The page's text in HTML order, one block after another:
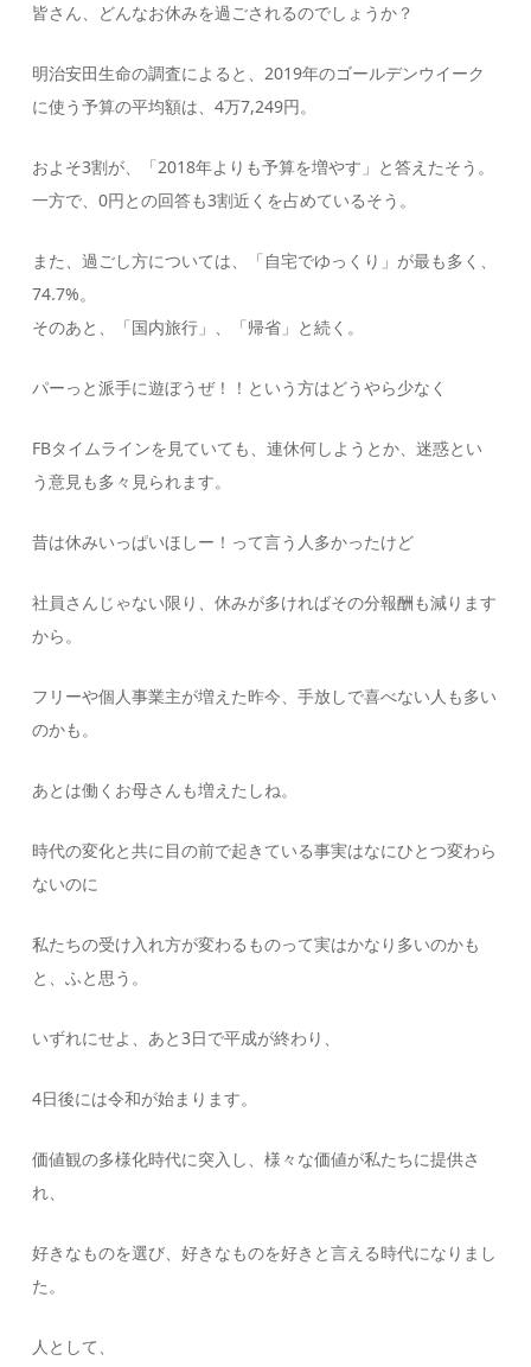
皆さん、どんなお休みを過ごされるのでしょうか？
明治安田生命の調査によると、2019年のゴールデンウイーク
に使う予算の平均額は、4万7,249円。
およそ3割が、「2018年よりも予算を増やす」と答えたそう。
一方で、0円との回答も3割近くを占めているそう。
また、過ごし方については、「自宅でゆっくり」が最も多く、
74.7%。
そのあと、「国内旅行」、「帰省」と続く。
パーっと派手に遊ぼうぜ！！という方はどうやら少なく
FBタイムラインを見ていても、連休何しようとか、迷惑とい
う意見も多々見られます。
昔は休みいっぱいほしー！って言う人多かったけど
社員さんじゃない限り、休みが多ければその分報酬も減ります
から。
フリーや個人事業主が増えた昨今、手放しで喜べない人も多い
のかも。
あとは働くお母さんも増えたしね。
時代の変化と共に目の前で起きている事実はなにひとつ変わら
ないのに
私たちの受け入れ方が変わるものって実はかなり多いのかも
と、ふと思う。
いずれにせよ、あと3日で平成が終わり、
4日後には令和が始まります。
価値観の多様化時代に突入し、様々な価値が私たちに提供さ
れ、
好きなものを選び、好きなものを好きと言える時代になりまし
た。
人として、